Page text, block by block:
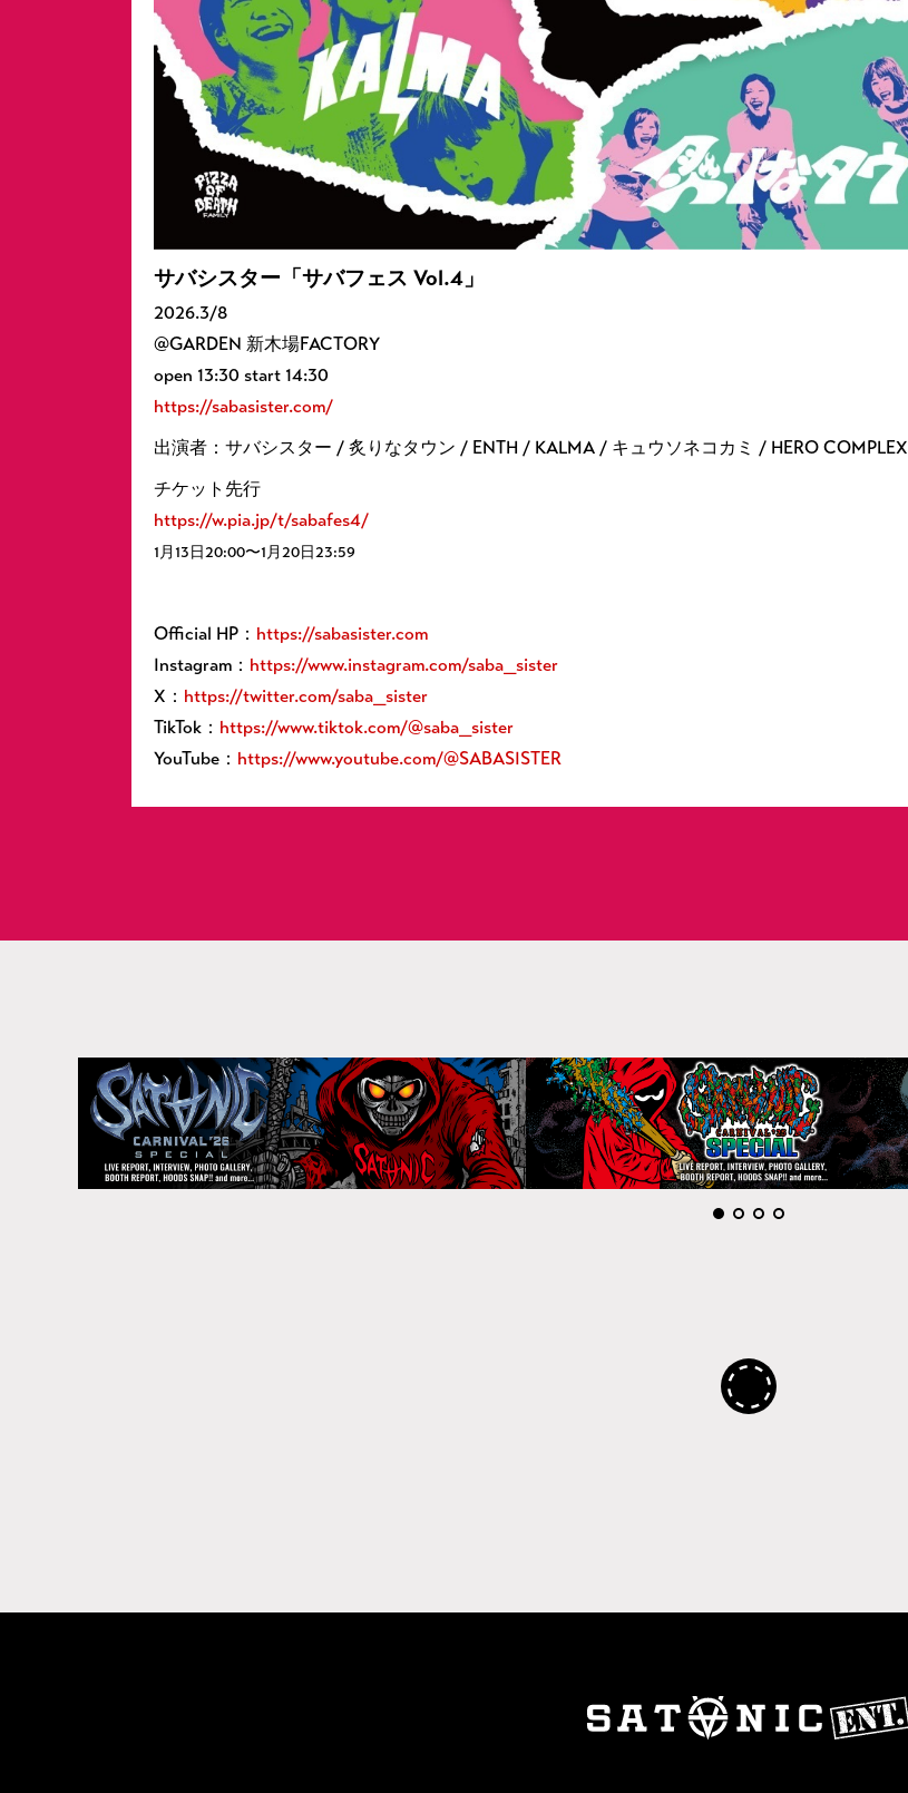
サバシスター「サバフェス Vol.4」
2026.3/8
@GARDEN 新木場FACTORY
open 13:30 start 14:30
https://sabasister.com/
出演者：サバシスター / 炙りなタウン / ENTH / KALMA / キュウソネコカミ / HERO COMPLEX
チケット先行
https://w.pia.jp/t/sabafes4/
1月13日20:00〜1月20日23:59
Official HP： https://sabasister.com
Instagram： https://www.instagram.com/saba_sister
X： https://twitter.com/saba_sister
TikTok： https://www.tiktok.com/@saba_sister
YouTube： https://www.youtube.com/@SABASISTER